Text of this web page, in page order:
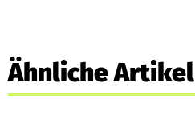
Ähnliche Artikel